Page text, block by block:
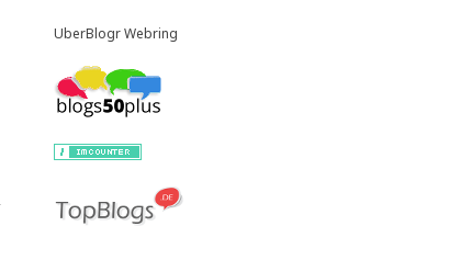
UberBlogr Webring